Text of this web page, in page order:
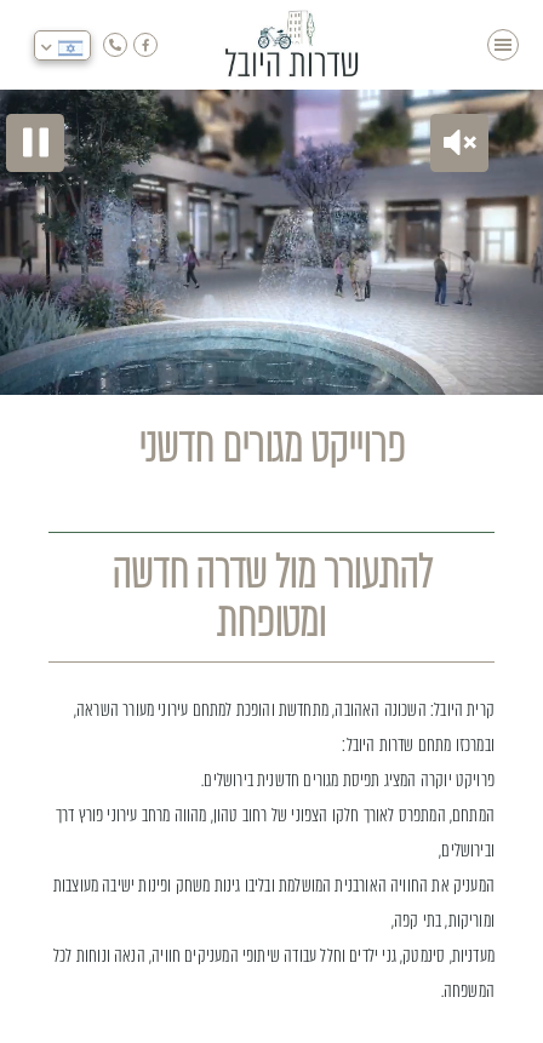
He
Pause Unmute
פרוייקט מגורים חדשני
להתעורר מול שדרה חדשה
ומטופחת
קרית היובל:השכונה האהובה,מתחדשת והופכת למתחם עירוני מעורר השראה,
ובמרכזו מתחם שדרות היובל:
פרויקט יוקרה המציג תפיסת מגורים חדשנית בירושלים.
המתחם,המתפרס לאורך חלקו הצפוני של רחוב טהון,מהווה מרחב עירוני פורץ דרך
ובירושלים,
המעניק את החוויה האורבנית המושלמת ובליבו גינות משחק ופינות ישיבה מעוצבות
ומוריקות,בתי קפה,
מעדניות, סינמטק,גני ילדים וחלל עבודה שיתופי המעניקים חוויה,הנאה ונוחות לכל
המשפחה.